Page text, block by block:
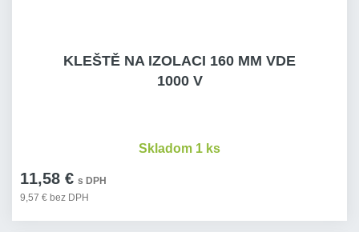
KLEŠTĚ NA IZOLACI 160 MM VDE
1000 V
11,58 € s DPH
9,57 € bez DPH
Skladom 1 ks